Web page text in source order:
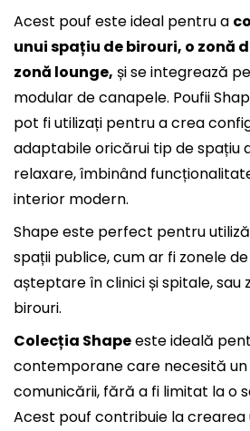
Acest pouf este ideal pentru a
unui spațiu de birouri, o zonă
zonă lounge, și se integrează
modular de canapele. Poufii
pot fi utilizați pentru a crea
adaptabile oricărui tip de spațiu
relaxare, îmbinând
interior modern.
Shape este perfect pentru
spații publice, cum ar fi zonele
așteptare în clinici și spitale, sau
birouri.
Colecția Shapeeste ideală
contemporane care necesită
comunicării, fără a fi limitat la o
Acest pouf contribuie la crearea